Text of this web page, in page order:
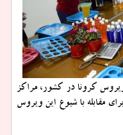
كرونا در كشور، مراكز
مقابله با شیوع این ویروس